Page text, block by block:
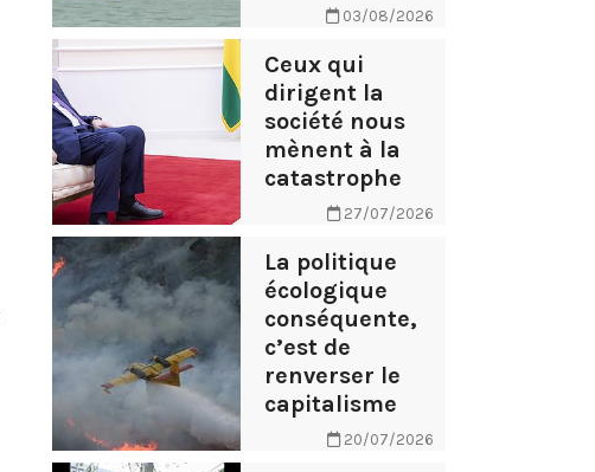
03/08/2026
Ceux qui
dirigent la
société nous
mènent à la
catastrophe
27/07/2026
La politique
écologique
conséquente,
c’est de
renverser le
capitalisme
20/07/2026